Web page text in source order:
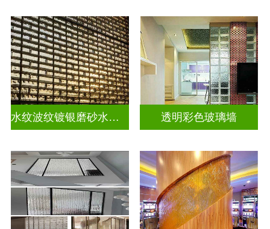
水纹波纹镀银磨砂水晶砖 透明彩色玻璃墙